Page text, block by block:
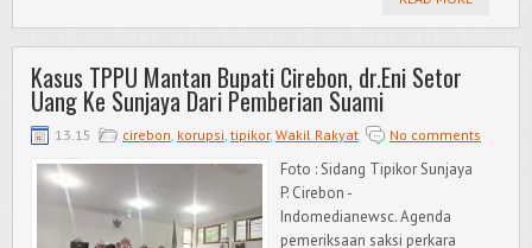
Kasus TPPU Mantan Bupati Cirebon, dr.Eni Setor
Uang Ke Sunjaya Dari Pemberian Suami
13.15 cirebon, korupsi, tipikor, Wakil Rakyat No comments
Foto : Sidang Tipikor Sunjaya
P. Cirebon -
Indomedianewsc. Agenda
pemeriksaan saksi perkara